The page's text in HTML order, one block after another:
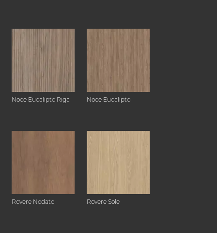
Noce Eucalipto Riga Noce Eucalipto
Rovere Nodato Rovere Sole